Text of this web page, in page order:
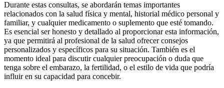
Durante estas consultas, se abordarán temas importantes
relacionados con la salud física y mental, historial médico personal y
familiar, y cualquier medicamento o suplemento que esté tomando.
Es esencial ser honesto y detallado al proporcionar esta información,
ya que permitirá al profesional de la salud ofrecer consejos
personalizados y específicos para su situación. También es el
momento ideal para discutir cualquier preocupación o duda que
tenga sobre el embarazo, la fertilidad, o el estilo de vida que podría
influir en su capacidad para concebir.